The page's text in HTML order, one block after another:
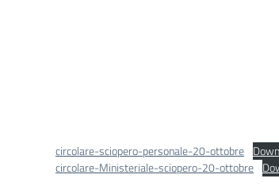
circolare-sciopero-personale-20-ottobre
circolare-Ministeriale-sciopero-20-ottobre